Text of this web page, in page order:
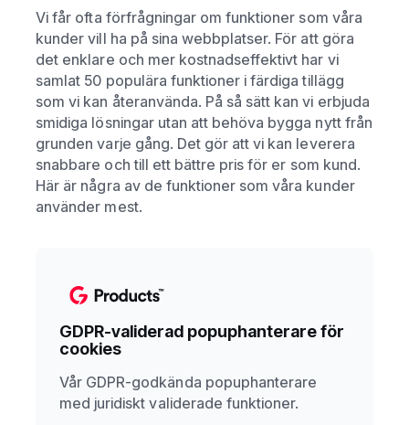
Vi får ofta förfrågningar om funktioner som våra
kunder vill ha på sina webbplatser. För att göra
det enklare och mer kostnadseffektivt har vi
samlat 50 populära funktioner i färdiga tillägg
som vi kan återanvända. På så sätt kan vi erbjuda
smidiga lösningar utan att behöva bygga nytt från
grunden varje gång. Det gör att vi kan leverera
snabbare och till ett bättre pris för er som kund.
Här är några av de funktioner som våra kunder
använder mest.
GDPR-validerad popuphanterare för
cookies
Vår GDPR-godkända popuphanterare
med juridiskt validerade funktioner.